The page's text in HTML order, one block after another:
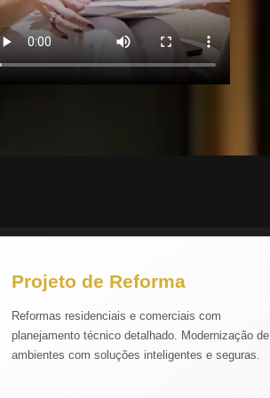
Projeto de Reforma
Reformas residenciais e comerciais com
planejamento técnico detalhado. Modernização de
ambientes com soluções inteligentes e seguras.